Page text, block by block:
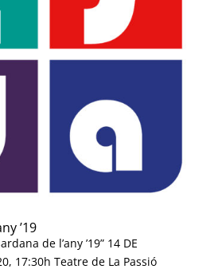
’19
de l’any ’19” 14 DE
17:30h Teatre de La Passió